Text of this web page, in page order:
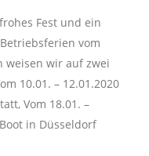
Fest und ein
vom
weisen wir auf zwei
10.01. – 12.01.2020
Vom 18.01. –
in Düsseldorf